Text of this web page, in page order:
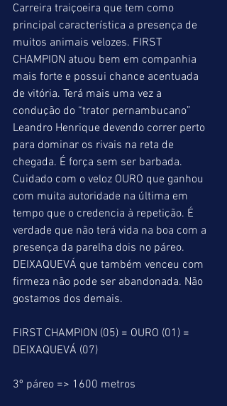
Carreira traiçoeira que tem como
principal característica a presença de
muitos animais velozes. FIRST
CHAMPION atuou bem em companhia
mais forte e possui chance acentuada
de vitória. Terá mais uma vez a
condução do “trator pernambucano”
Leandro Henrique devendo correr perto
para dominar os rivais na reta de
chegada. É força sem ser barbada.
Cuidado com o veloz OURO que ganhou
com muita autoridade na última em
tempo que o credencia à repetição. É
verdade que não terá vida na boa com a
presença da parelha dois no páreo.
DEIXAQUEVÁ que também venceu com
firmeza não pode ser abandonada. Não
gostamos dos demais.
FIRST CHAMPION (05) = OURO (01) =
DEIXAQUEVÁ (07)
3º páreo => 1600 metros